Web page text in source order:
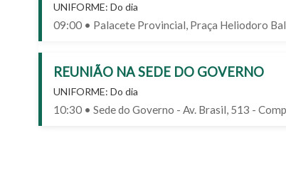
UNIFORME: Do dia
09:00 • Palacete Provincial, Praça Heliodoro
REUNIÃO NA SEDE DO GOVERNO
UNIFORME: Do dia
10:30 • Sede do Governo - Av. Brasil, 513 -